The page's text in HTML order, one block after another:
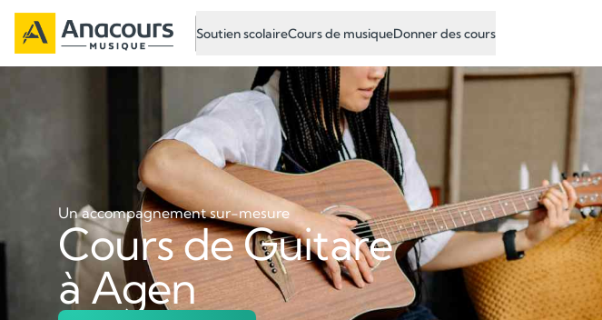
Soutien scolaireCours de musiqueDonner des cours
Un accompagnement sur-mesure
Cours de Guitare
à Agen